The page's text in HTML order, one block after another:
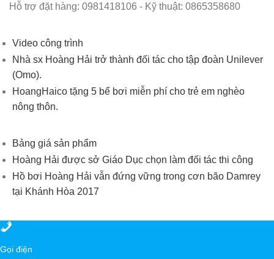
Hỗ trợ đặt hàng: 0981418106 - Kỹ thuật: 0865358680
Video công trình
Nhà sx Hoàng Hải trở thành đối tác cho tập đoàn Unilever
(Omo).
HoangHaico tặng 5 bể bơi miễn phí cho trẻ em nghèo
nông thôn.
Bảng giá sản phẩm
Hoàng Hải được sở Giáo Dục chọn làm đối tác thi công
Hồ bơi Hoàng Hải vẫn đứng vững trong cơn bão Damrey
tại Khánh Hòa 2017
Gọi điện